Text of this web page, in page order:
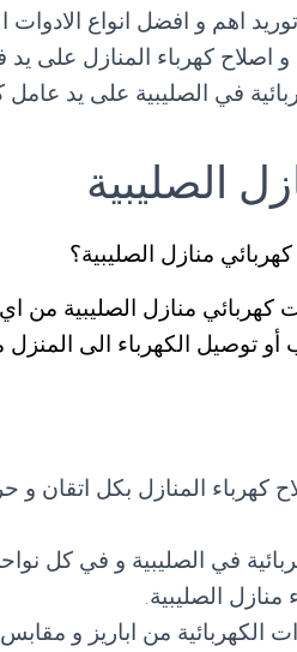
اهم و افضل انواع الادوات
اصلاح كهرباء المنازل على يد
في الصليبية على يد عامل
الصليبية
منازل الصليبية؟
منازل الصليبية من
توصيل الكهرباء الى المنزل
كهرباء المنازل بكل اتقان و
في الصليبية و في كل
منازل الصليبية.
الكهربائية من اباريز و